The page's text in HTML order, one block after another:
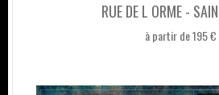
RUE DE L ORME -
à partir de 195 €